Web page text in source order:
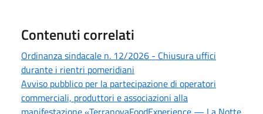
Contenuti correlati
Ordinanza sindacale n. 12/2026 - Chiusura uffici
durante i rientri pomeridiani
Avviso pubblico per la partecipazione di operatori
commerciali, produttori e associazioni alla